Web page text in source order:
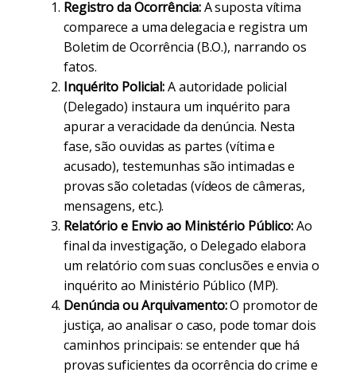
Registro da Ocorrência:A suposta vítima
comparece a uma delegacia e registra um
Boletim de Ocorrência (B.O.), narrando os
fatos.
Inquérito Policial:A autoridade policial
(Delegado) instaura um inquérito para
apurar a veracidade da denúncia. Nesta
fase, são ouvidas as partes (vítima e
acusado), testemunhas são intimadas e
provas são coletadas (vídeos de câmeras,
mensagens, etc.).
Relatório e Envio ao Ministério Público:Ao
final da investigação, o Delegado elabora
um relatório com suas conclusões e envia o
inquérito ao Ministério Público (MP).
Denúncia ou Arquivamento:O promotor de
justiça, ao analisar o caso, pode tomar dois
caminhos principais: se entender que há
provas suficientes da ocorrência do crime e